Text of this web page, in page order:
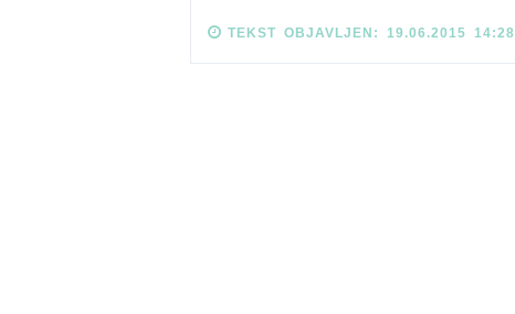
TEKST OBJAVLJEN: 19.06.2015 14:28